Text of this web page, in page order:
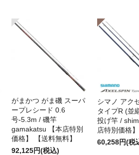
がまかつ がま磯 スーパ
ープレシード 0.6
号-5.3m / 磯竿
gamakatsu 【本店特別
価格】 【送料無料】
92,125円(税込)
シマノ アク
タイプR (並
投げ竿 /
店特別価格】
60,258円(税